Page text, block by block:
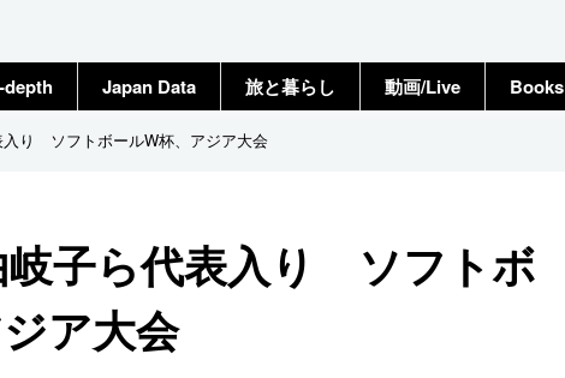
depth Japan Data 旅と暮らし 動画/Live Books
入り ソフトボールW杯、アジア大会
岐子ら代表入り ソフトボ
ア大会